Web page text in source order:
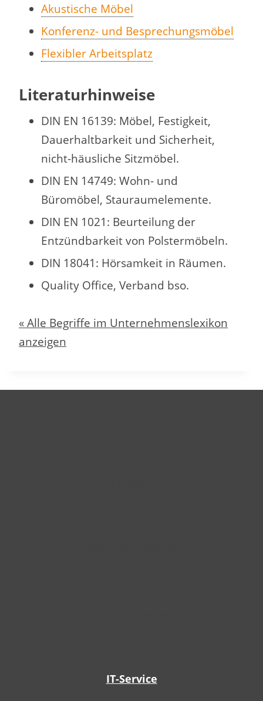
Akustische Möbel
Konferenz- und Besprechungsmöbel
Flexibler Arbeitsplatz
Literaturhinweise
DIN EN 16139: Möbel, Festigkeit,
Dauerhaltbarkeit und Sicherheit,
nicht-häusliche Sitzmöbel.
DIN EN 14749: Wohn- und
Büromöbel, Stauraumelemente.
DIN EN 1021: Beurteilung der
Entzündbarkeit von Polstermöbeln.
DIN 18041: Hörsamkeit in Räumen.
Quality Office, Verband bso.
« Alle Begriffe im Unternehmenslexikon
anzeigen
IT-Service